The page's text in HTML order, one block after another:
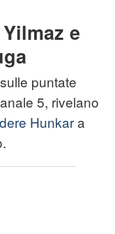
e
puntate
5, rivelano
Hunkara